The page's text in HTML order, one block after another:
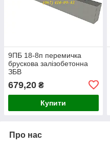
9ПБ 18-8п перемичка
брускова залізобетонна
ЗБВ
679,20 ₴
Купити
Про нас